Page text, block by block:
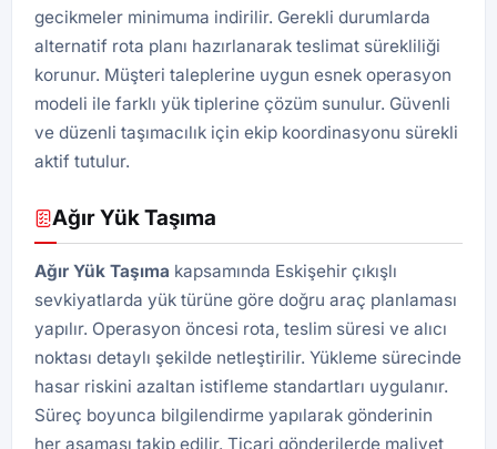
gecikmeler minimuma indirilir. Gerekli durumlarda
alternatif rota planı hazırlanarak teslimat sürekliliği
korunur. Müşteri taleplerine uygun esnek operasyon
modeli ile farklı yük tiplerine çözüm sunulur. Güvenli
ve düzenli taşımacılık için ekip koordinasyonu sürekli
aktif tutulur.
Ağır Yük Taşıma
Ağır Yük Taşıma kapsamında Eskişehir çıkışlı
sevkiyatlarda yük türüne göre doğru araç planlaması
yapılır. Operasyon öncesi rota, teslim süresi ve alıcı
noktası detaylı şekilde netleştirilir. Yükleme sürecinde
hasar riskini azaltan istifleme standartları uygulanır.
Süreç boyunca bilgilendirme yapılarak gönderinin
her aşaması takip edilir. Ticari gönderilerde maliyet